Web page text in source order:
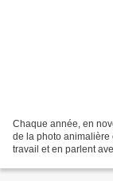
Chaque année, en
de la photo
travail et en parlent